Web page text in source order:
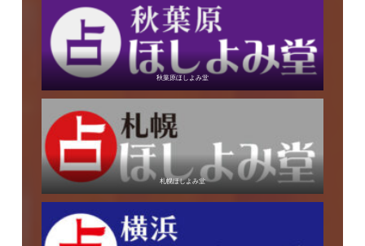
秋葉原ほしよみ堂
札幌ほしよみ堂